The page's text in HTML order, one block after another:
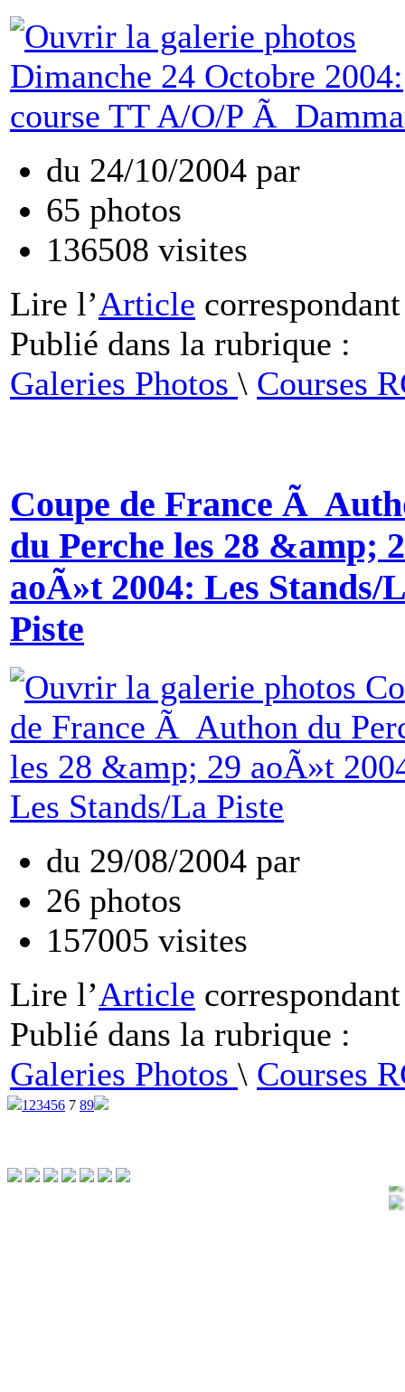
du 24/10/2004 par
65 photos
136508 visites
Lire l’Article correspondant
Publié dans la rubrique :
Galeries Photos \ Courses
Coupe de France Ã
du Perche les 28 &amp;
aoÃ»t 2004: Les Stands/
Piste
du 29/08/2004 par
26 photos
157005 visites
Lire l’Article correspondant
Publié dans la rubrique :
Galeries Photos \ Courses
1 23456 7 89